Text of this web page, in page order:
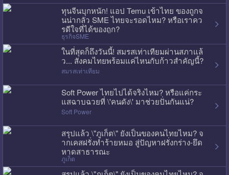
ทุนจีนบุกหนัก! แอป Temu เข้าไทย ของถูกจ
นน่ากลัว SME ไทยจะรอดไหม? หรือเราคว
รดีใจที่ได้ของถูก?
ธุรกิจSME
ในที่สุดก็ถึงวันนี้! สมรสเท่าเทียมผ่านสภาแล้
ว... สังคมไทยพร้อมแค่ไหนกับก้าวสำคัญนี้?
สมรสเท่าเทียม
Soft Power ไทยไปได้จริงไหม? หรือแค่กระ
แสฉาบฉวยที่ \'คนดัง\' มาช่วยปั่นกันแน่?
Soft Power
สรุปแล้ว \"ภูเก็ต\" ยังเป็นของคนไทยไหม? จ
ากเคสฝรั่งทำร้ายหมอ สู่ปัญหาฝรั่งกร่าง-ยึด
หาดสาธารณะ
ภูเก็ต